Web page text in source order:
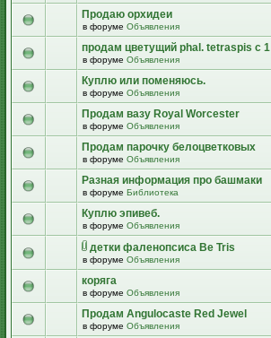
Продаю орхидеи
в форуме Объявления
продам цветущий рhal. tetraspis с 1
в форуме Объявления
Куплю или поменяюсь.
в форуме Объявления
Продам вазу Royal Worcester
в форуме Объявления
Продам парочку белоцветковых
в форуме Объявления
Разная информация про башмаки
в форуме Библиотека
Куплю эпивеб.
в форуме Объявления
детки фаленопсиса Be Tris
в форуме Объявления
коряга
в форуме Объявления
Продам Angulocaste Red Jewel
в форуме Объявления